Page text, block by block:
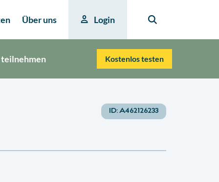
Über uns Login
teilnehmen Kostenlos testen
ID:A462126233